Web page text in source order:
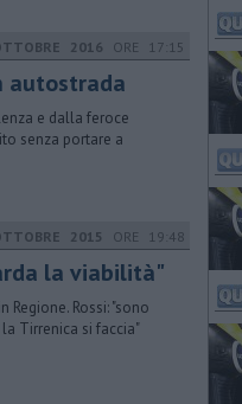
2016 ORE 17:15
autostrada
e dalla feroce
senza portare a
2015 ORE 19:48
la viabilità"
Rossi: "sono
Tirrenica si faccia"